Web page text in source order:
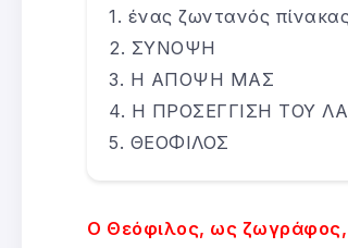
ένας ζωντανός
ΣΥΝΟΨΗ
Η ΑΠΟΨΗ ΜΑΣ
Η ΠΡΟΣΕΓΓΙΣΗ ΤΟΥ
ΘΕΟΦΙΛΟΣ
Ο Θεόφιλος, ως ζωγράφος,